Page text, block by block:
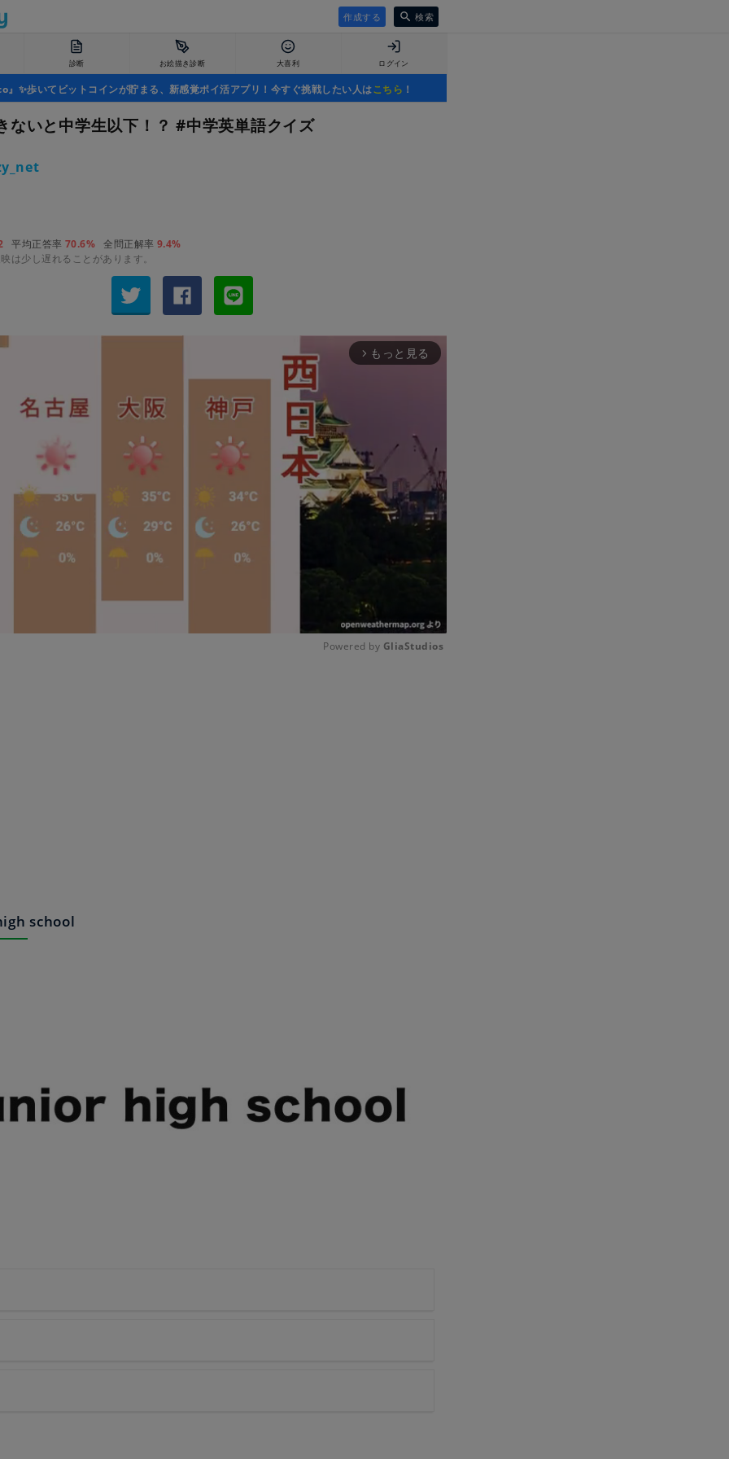
作成する 検索
診断 お絵描き診断 大喜利 ログイン
』✨歩いてビットコインが貯まる、新感覚ポイ活アプリ！今すぐ挑戦したい人はこちら ！
ないと中学生以下！？ #中学英単語クイズ
平均正答率 70.6% 全問正解率 9.4%
は少し遅れることがあります。
arrow_forward_ios もっと見る
Powered by GliaStudios
school